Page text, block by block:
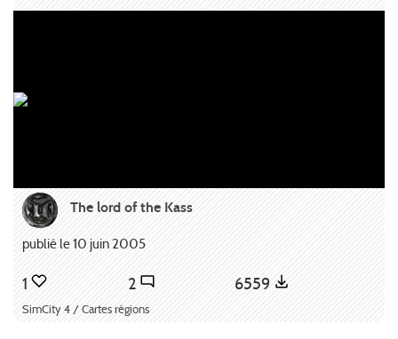
The lord of the Kass
publié le 10 juin 2005
1 2 6559
SimCity 4 / Cartes régions